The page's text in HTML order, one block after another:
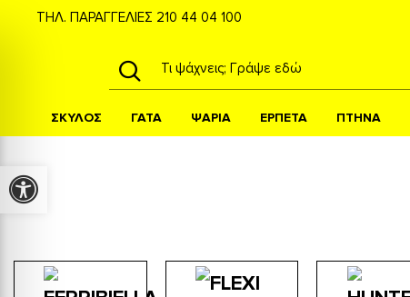
ΤΗΛ. ΠΑΡΑΓΓΕΛΙΕΣ 210 44 04 100
ΣΚΥΛΟΣ ΓΑΤΑ ΨΑΡΙΑ ΕΡΠΕΤΑ ΠΤΗΝΑ
Αξεσουάρ Για Την Βόλτα
Προσβασιμότητα